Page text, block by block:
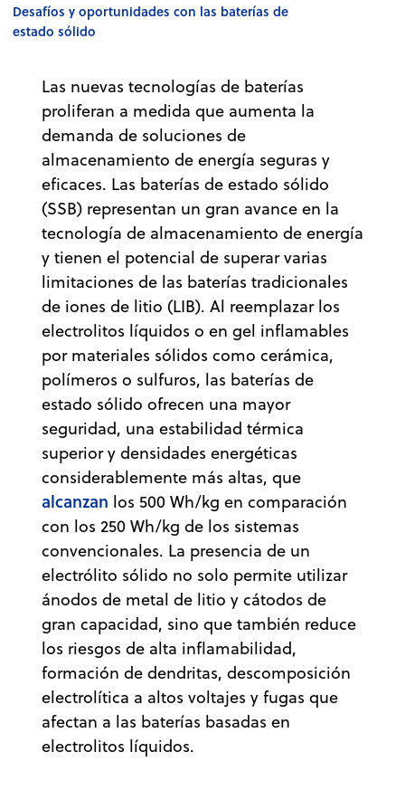
Desafíos y oportunidades con las baterías de
estado sólido
Las nuevas tecnologías de baterías
proliferan a medida que aumenta la
demanda de soluciones de
almacenamiento de energía seguras y
eficaces. Las baterías de estado sólido
(SSB) representan un gran avance en la
tecnología de almacenamiento de energía
y tienen el potencial de superar varias
limitaciones de las baterías tradicionales
de iones de litio (LIB). Al reemplazar los
electrolitos líquidos o en gel inflamables
por materiales sólidos como cerámica,
polímeros o sulfuros, las baterías de
estado sólido ofrecen una mayor
seguridad, una estabilidad térmica
superior y densidades energéticas
considerablemente más altas, que
alcanzan los 500 Wh/kg en comparación
con los 250 Wh/kg de los sistemas
convencionales. La presencia de un
electrólito sólido no solo permite utilizar
ánodos de metal de litio y cátodos de
gran capacidad, sino que también reduce
los riesgos de alta inflamabilidad,
formación de dendritas, descomposición
electrolítica a altos voltajes y fugas que
afectan a las baterías basadas en
electrolitos líquidos.